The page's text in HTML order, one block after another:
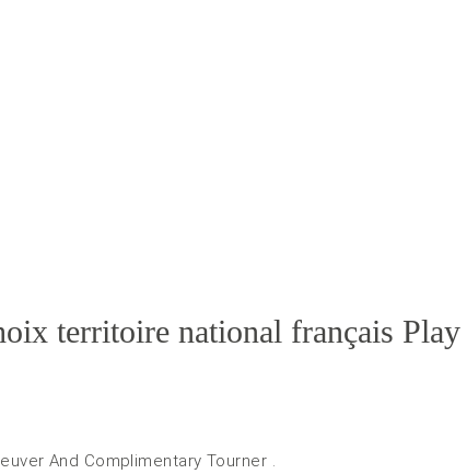
territoire national français
And Complimentary Tourner .